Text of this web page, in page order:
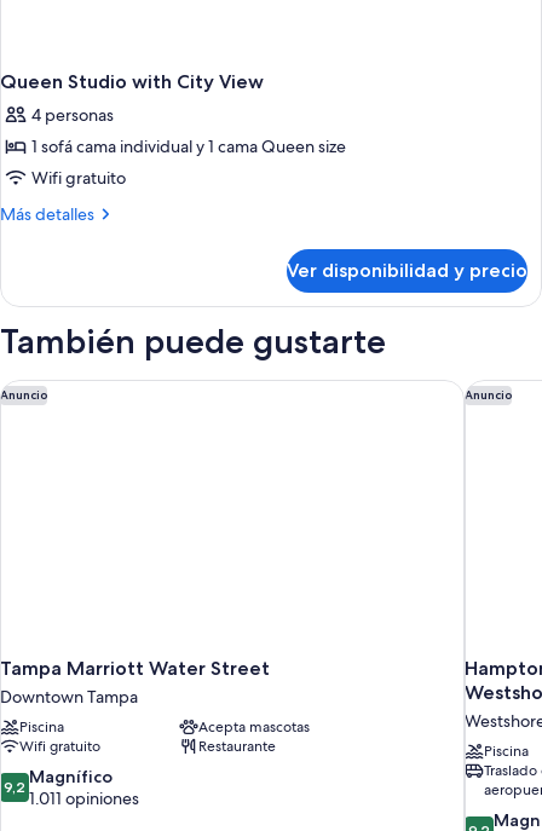
Queen Studio with City View
4 personas
1 sofá cama individual y 1 cama Queen size
Wifi gratuito
Más detalles
Más
Studio
City
Ver disponibilidad y precio
También puede gustarte
Anuncio
Tampa Marriott Water Street
Downtown Tampa
Piscina
Acepta mascotas
Wifi gratuito
Restaurante
9.2
de
9,2 Magnífico
1.011 opiniones
Tampa Marriott Water Street Anuncio
Piscina
9.2